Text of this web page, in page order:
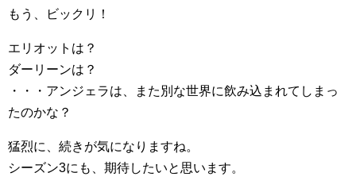
もう、ビックリ！
エリオットは？
ダーリーンは？
・・・アンジェラは、また別な世界に飲み込まれてしまっ
たのかな？
猛烈に、続きが気になりますね。
シーズン3にも、期待したいと思います。